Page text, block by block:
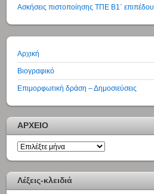
Ασκήσεις πιστοποίησης ΤΠΕ Β1΄ επιπέδου
Αρχική
Βιογραφικό
Επιμορφωτική δράση – Δημοσιεύσεις
ΑΡΧΕΙΟ
ΑΡΧΕΙΟ
Λέξεις-κλειδιά